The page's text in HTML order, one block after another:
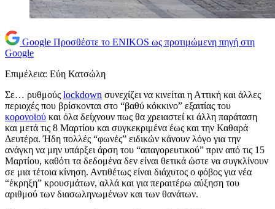
Google Προσθέστε το ENIKOS ως προτιμώμενη πηγή στη
Google
Επιμέλεια: Εύη Κατσώλη
Σε… ρυθμούς lockdown συνεχίζει να κινείται η Αττική και άλλες
περιοχές που βρίσκονται στο “βαθύ κόκκινο” εξαιτίας του
κορονοϊού και όλα δείχνουν πως θα χρειαστεί κι άλλη παράταση
και μετά τις 8 Μαρτίου και συγκεκριμένα έως και την Καθαρά
Δευτέρα. Ήδη πολλές “φωνές” ειδικών κάνουν λόγο για την
ανάγκη να μην υπάρξει άρση του “απαγορευτικού” πριν από τις 15
Μαρτίου, καθότι τα δεδομένα δεν είναι θετικά ώστε να συγκλίνουν
σε μια τέτοια κίνηση. Αντιθέτως είναι διάχυτος ο φόβος για νέα
“έκρηξη” κρουσμάτων, αλλά και για περαιτέρω αύξηση του
αριθμού των διασωληνωμένων και των θανάτων.